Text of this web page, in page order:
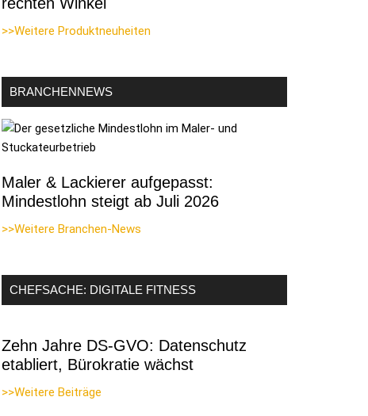
>>Weitere Produktneuheiten
BRANCHENNEWS
Maler & Lackierer aufgepasst:
Mindestlohn steigt ab Juli 2026
>>Weitere Branchen-News
CHEFSACHE: DIGITALE FITNESS
Zehn Jahre DS-GVO: Datenschutz
etabliert, Bürokratie wächst
>>Weitere Beiträge